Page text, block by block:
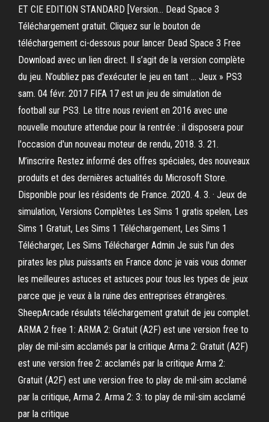
ET CIE EDITION STANDARD [Version… Dead Space 3
Téléchargement gratuit. Cliquez sur le bouton de
téléchargement ci-dessous pour lancer Dead Space 3 Free
Download avec un lien direct. Il s’agit de la version complète
du jeu. N’oubliez pas d’exécuter le jeu en tant … Jeux » PS3
sam. 04 févr. 2017 FIFA 17 est un jeu de simulation de
football sur PS3. Le titre nous revient en 2016 avec une
nouvelle mouture attendue pour la rentrée : il disposera pour
l'occasion d'un nouveau moteur de rendu, 2018. 3. 21.
M’inscrire Restez informé des offres spéciales, des nouveaux
produits et des dernières actualités du Microsoft Store.
Disponible pour les résidents de France. 2020. 4. 3. · Jeux de
simulation, Versions Complètes Les Sims 1 gratis spelen, Les
Sims 1 Gratuit, Les Sims 1 Téléchargement, Les Sims 1
Télécharger, Les Sims Télécharger Admin Je suis l'un des
pirates les plus puissants en France donc je vais vous donner
les meilleures astuces et astuces pour tous les types de jeux
parce que je veux à la ruine des entreprises étrangères.
SheepArcade résulats téléchargement gratuit de jeu complet.
ARMA 2 free 1: ARMA 2: Gratuit (A2F) est une version free to
play de mil-sim acclamés par la critique Arma 2: Gratuit (A2F)
est une version free 2: acclamés par la critique Arma 2:
Gratuit (A2F) est une version free to play de mil-sim acclamé
par la critique, Arma 2. Arma 2: 3: to play de mil-sim acclamé
par la critique